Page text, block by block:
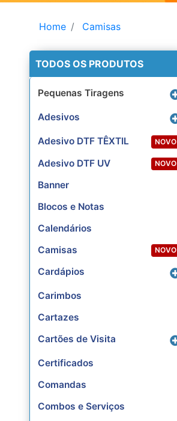
Home Camisas
TODOS OS PRODUTOS
Pequenas Tiragens
Adesivos
NOVO
Adesivo DTF TÊXTIL
NOVO
Adesivo DTF UV
Banner
Blocos e Notas
Calendários
NOVO
Camisas
Cardápios
Carimbos
Cartazes
Cartões de Visita
Certificados
Comandas
Combos e Serviços